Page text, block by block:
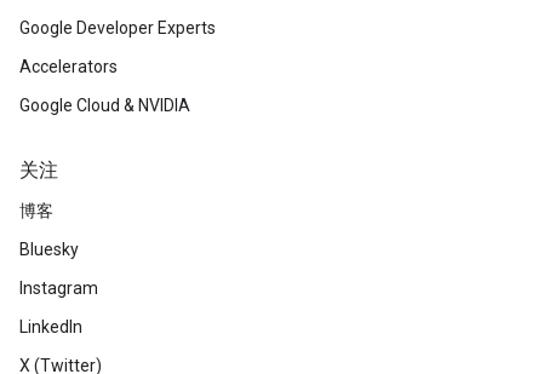
Google Developer Experts
Accelerators
Google Cloud & NVIDIA
关注
博客
Bluesky
Instagram
LinkedIn
X (Twitter)